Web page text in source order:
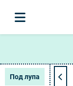
Под лупа